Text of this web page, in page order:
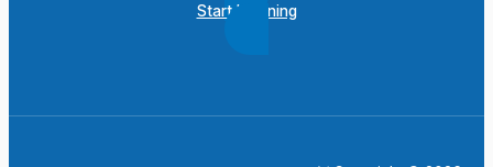
Start Learning